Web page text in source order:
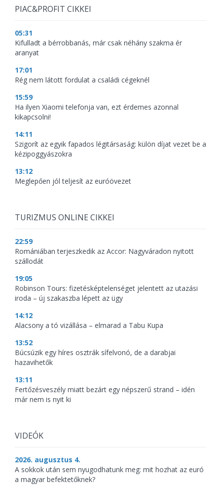
PIAC&PROFIT CIKKEI
05:31
Kifulladt a bérrobbanás, már csak néhány szakma ér
aranyat
17:01
Rég nem látott fordulat a családi cégeknél
15:59
Ha ilyen Xiaomi telefonja van, ezt érdemes azonnal
kikapcsolni!
14:11
Szigorít az egyik fapados légitársaság: külön díjat vezet be a
kézipoggyászokra
13:12
Meglepően jól teljesít az euróövezet
TURIZMUS ONLINE CIKKEI
22:59
Romániában terjeszkedik az Accor: Nagyváradon nyitott
szállodát
19:05
Robinson Tours: fizetésképtelenséget jelentett az utazási
iroda – új szakaszba lépett az ügy
14:12
Alacsony a tó vizállása – elmarad a Tabu Kupa
13:52
Búcsúzik egy híres osztrák sífelvonó, de a darabjai
hazavihetők
13:11
Fertőzésveszély miatt bezárt egy népszerű strand – idén
már nem is nyit ki
VIDEÓK
2026. augusztus 4.
A sokkok után sem nyugodhatunk meg: mit hozhat az euró
a magyar befektetőknek?